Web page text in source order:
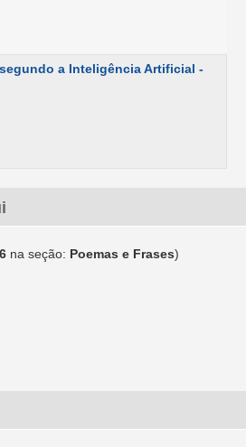
a Inteligência Artificial -
na seção: Poemas e Frases)